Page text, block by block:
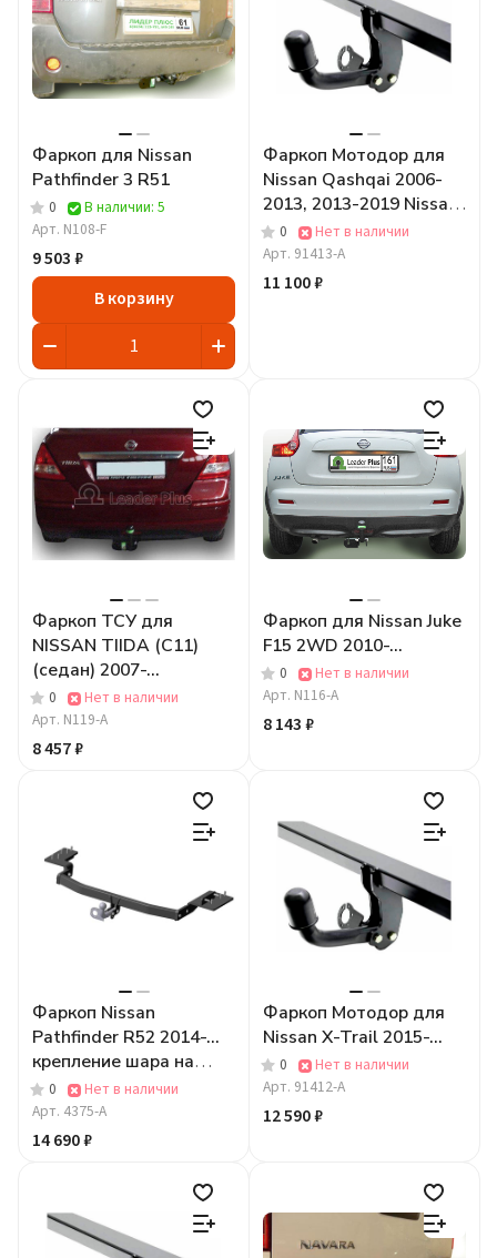
Фаркоп для Nissan
Pathfinder 3 R51
0
В наличии: 5
Арт. N108-F
9 503 ₽
В корзину
Фаркоп Мотодор для
Nissan Qashqai 2006-
2013, 2013-2019 Nissan
Qashqai +2 2008-2014
0
Нет в наличии
Арт. 91413-A
11 100 ₽
Фаркоп ТСУ для
NISSAN TIIDA (C11)
(седан) 2007-...
0
Нет в наличии
Арт. N119-A
8 457 ₽
Фаркоп для Nissan Juke
F15 2WD 2010-...
0
Нет в наличии
Арт. N116-A
8 143 ₽
Фаркоп Nissan
Pathfinder R52 2014-...
крепление шара на
двух болтах
0
Нет в наличии
Арт. 4375-A
14 690 ₽
Фаркоп Мотодор для
Nissan X-Trail 2015-...
0
Нет в наличии
Арт. 91412-A
12 590 ₽